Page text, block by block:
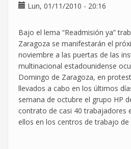
Lun, 01/11/2010 - 20:16
Bajo el lema “Readmisión ya”
Zaragoza se manifestarán el
noviembre a las puertas de las
multinacional estadounidense
Domingo de Zaragoza, en
llevados a cabo en los últimos
semana de octubre el grupo HP
contrato de casi 40 trabajadores
ellos en los centros de trabajo de